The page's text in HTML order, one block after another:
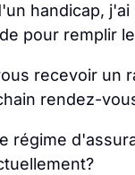
handicap,
pour remplir
recevoir un
rendez-
régime